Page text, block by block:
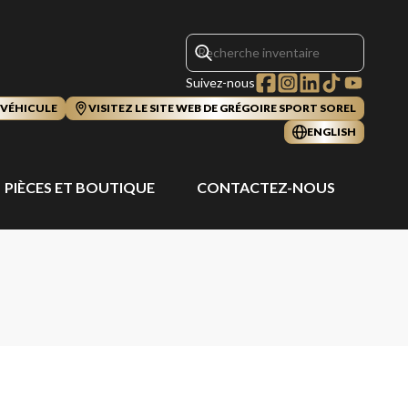
Suivez-nous
VISITEZ LE SITE WEB DE GRÉGOIRE SPORT SOREL
ENGLISH
PIÈCES ET BOUTIQUE CONTACTEZ-NOUS